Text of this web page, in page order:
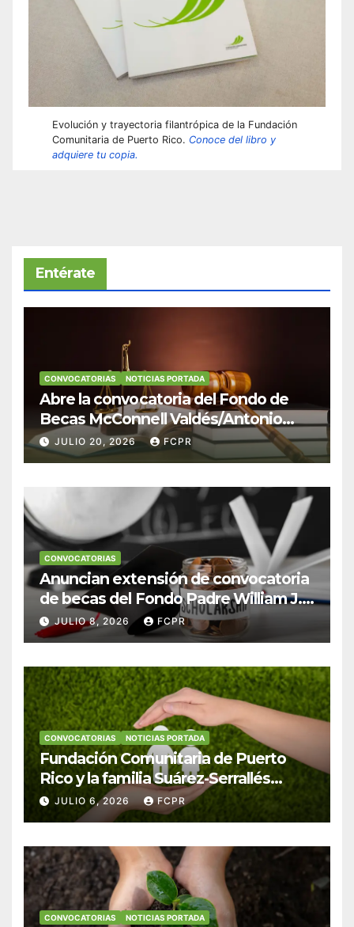
Evolución y trayectoria filantrópica de la Fundación
Comunitaria de Puerto Rico. Conoce del libro y
adquiere tu copia.
Entérate
CONVOCATORIAS NOTICIAS PORTADA
Abre la convocatoria del Fondo de
Becas McConnell Valdés/Antonio
Escudero Viera para estudiantes de
Derecho en Puerto Rico
JULIO 20, 2026 FCPR
CONVOCATORIAS
Anuncian extensión de convocatoria
de becas del Fondo Padre William J.
Hendricks, SJ para estudiantes del
Colegio San Ignacio
JULIO 8, 2026 FCPR
CONVOCATORIAS NOTICIAS PORTADA
Fundación Comunitaria de Puerto
Rico y la familia Suárez-Serrallés
anuncian convocatoria para
fortalecer hogares y albergues
JULIO 6, 2026 FCPR
CONVOCATORIAS NOTICIAS PORTADA